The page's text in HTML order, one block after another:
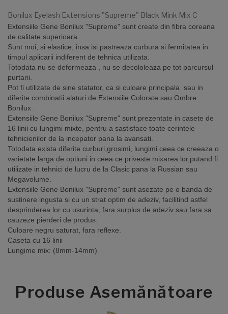
Bonilux Eyelash Extensions "Supreme" Black Mink Mix C
Extensiile Gene Bonilux "Supreme" sunt create din fibra coreana
de calitate superioara.
Sunt moi, si elastice, insa isi pastreaza curbura si fermitatea in
timpul aplicarii indiferent de tehnica utilizata.
Totodata nu se deformeaza , nu se decololeaza pe tot parcursul
purtarii.
Pot fi utilizate de sine statator, ca si culoare principala sau in
diferite combinatii alaturi de Extensiile Colorate sau Ombre
Bonilux .
Extensiile Gene Bonilux "Supreme" sunt prezentate in casete de
16 linii cu lungimi mixte, pentru a sastisface toate cerintele
tehnicienilor de la incepator pana la avansati.
Totodata exista diferite curburi,grosimi, lungimi ceea ce creeaza o
varietate larga de optiuni in ceea ce priveste mixarea lor,putand fi
utilizate in tehnici de lucru de la Clasic pana la Russian sau
Megavolume.
Extensiile Gene Bonilux "Supreme" sunt asezate pe o banda de
sustinere ingusta si cu un strat optim de adeziv, facilitind astfel
desprinderea lor cu usurinta, fara surplus de adeziv sau fara sa
cauzeze pierderi de produs.
Culoare negru saturat, fara reflexe.
Caseta cu 16 linii
Lungime mix: (8mm-14mm)
Produse Asemănătoare